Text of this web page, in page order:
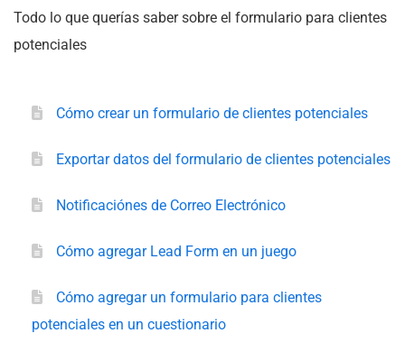
Todo lo que querías saber sobre el formulario para clientes
potenciales
Cómo crear un formulario de clientes potenciales
Exportar datos del formulario de clientes potenciales
Notificaciónes de Correo Electrónico
Cómo agregar Lead Form en un juego
Cómo agregar un formulario para clientes
potenciales en un cuestionario